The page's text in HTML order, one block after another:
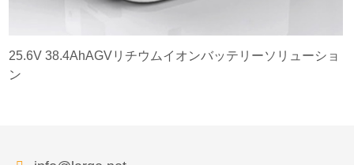
25.6V 38.4AhAGVリチウムイオンバッテリーソリューショ
ン